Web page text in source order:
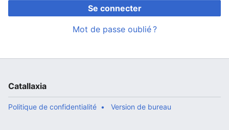
Se connecter
Mot de passe oublié ?
Catallaxia
Politique de confidentialité Version de bureau